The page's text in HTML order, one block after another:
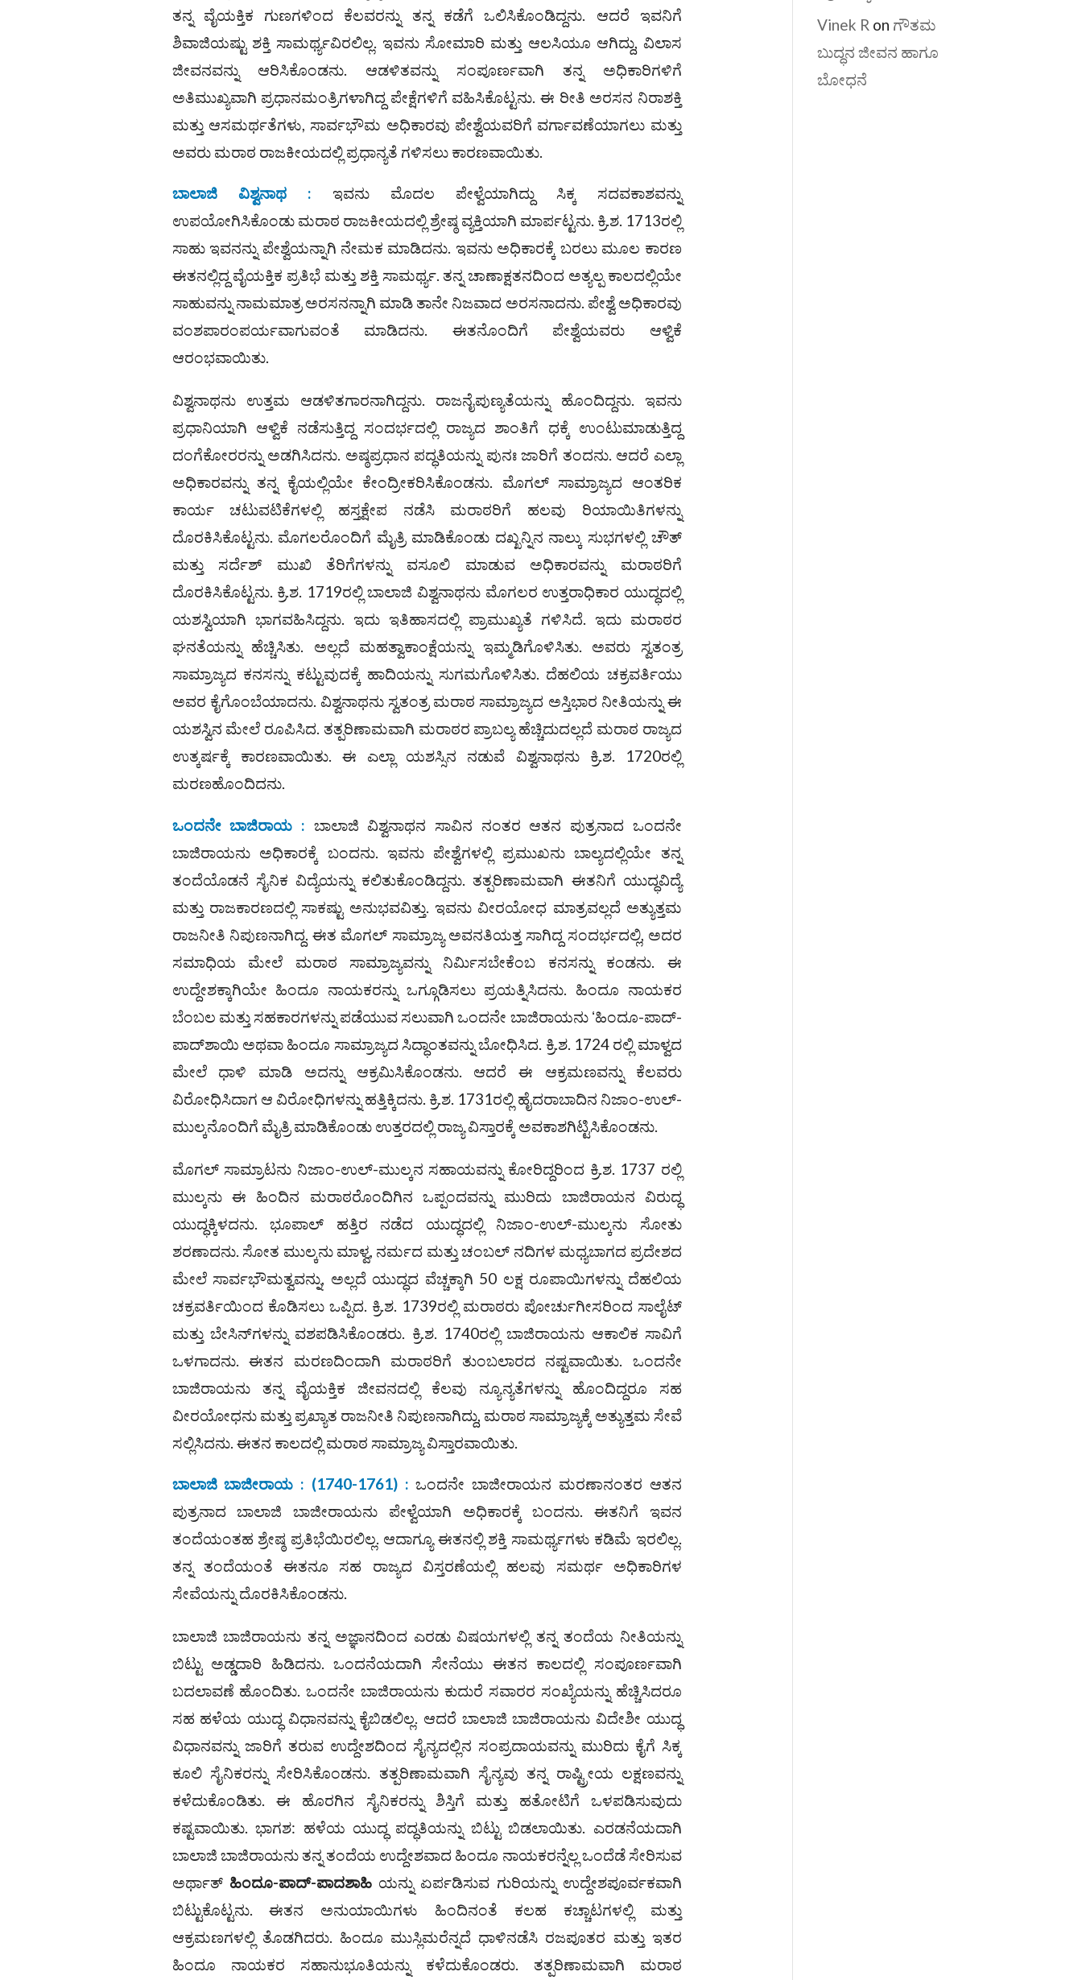
ತನ್ನ ವೈಯಕ್ತಿಕ ಗುಣಗಳಿಂದ ಕೆಲವರನ್ನು ತನ್ನ ಕಡೆಗೆ ಒಲಿಸಿಕೊಂಡಿದ್ದನು. ಆದರೆ ಇವನಿಗೆ
ಶಿವಾಜಿಯಷ್ಟು ಶಕ್ತಿ ಸಾಮರ್ಥ್ಯವಿರಲಿಲ್ಲ. ಇವನು ಸೋಮಾರಿ ಮತ್ತು ಆಲಸಿಯೂ ಆಗಿದ್ದು, ವಿಲಾಸ
ಜೀವನವನ್ನು ಆರಿಸಿಕೊಂಡನು. ಆಡಳಿತವನ್ನು ಸಂಪೂರ್ಣವಾಗಿ ತನ್ನ ಅಧಿಕಾರಿಗಳಿಗೆ
ಅತಿಮುಖ್ಯವಾಗಿ ಪ್ರಧಾನಮಂತ್ರಿಗಳಾಗಿದ್ದ ಪೇಕ್ಷೆಗಳಿಗೆ ವಹಿಸಿಕೊಟ್ಟನು. ಈ ರೀತಿ ಅರಸನ ನಿರಾಶಕ್ತಿ
ಮತ್ತು ಆಸಮರ್ಥತೆಗಳು, ಸಾರ್ವಭೌಮ ಅಧಿಕಾರವು ಪೇಶ್ವೆಯವರಿಗೆ ವರ್ಗಾವಣೆಯಾಗಲು ಮತ್ತು
ಅವರು ಮರಾಠ ರಾಜಕೀಯದಲ್ಲಿ ಪ್ರಧಾನ್ಯತೆ ಗಳಿಸಲು ಕಾರಣವಾಯಿತು.
ಬಾಲಾಜಿ ವಿಶ್ವನಾಥ : ಇವನು ಮೊದಲ ಪೇಳ್ವೆಯಾಗಿದ್ದು ಸಿಕ್ಕ ಸದವಕಾಶವನ್ನು
ಉಪಯೋಗಿಸಿಕೊಂಡು ಮರಾಠ ರಾಜಕೀಯದಲ್ಲಿ ಶ್ರೇಷ್ಠ ವ್ಯಕ್ತಿಯಾಗಿ ಮಾರ್ಪಟ್ಟನು. ಕ್ರಿ.ಶ. 1713ರಲ್ಲಿ
ಸಾಹು ಇವನನ್ನು ಪೇಶ್ವೆಯನ್ನಾಗಿ ನೇಮಕ ಮಾಡಿದನು. ಇವನು ಅಧಿಕಾರಕ್ಕೆ ಬರಲು ಮೂಲ ಕಾರಣ
ಈತನಲ್ಲಿದ್ದ ವೈಯಕ್ತಿಕ ಪ್ರತಿಭೆ ಮತ್ತು ಶಕ್ತಿ ಸಾಮರ್ಥ್ಯ. ತನ್ನ ಚಾಣಾಕ್ಷತನದಿಂದ ಅತ್ಯಲ್ಪ ಕಾಲದಲ್ಲಿಯೇ
ಸಾಹುವನ್ನು ನಾಮಮಾತ್ರ ಅರಸನನ್ನಾಗಿ ಮಾಡಿ ತಾನೇ ನಿಜವಾದ ಅರಸನಾದನು. ಪೇಶ್ವೆ ಅಧಿಕಾರವು
ವಂಶಪಾರಂಪರ್ಯವಾಗುವಂತೆ ಮಾಡಿದನು. ಈತನೊಂದಿಗೆ ಪೇಶ್ವೆಯವರು ಆಳ್ವಿಕೆ
ಆರಂಭವಾಯಿತು.
ವಿಶ್ವನಾಥನು ಉತ್ತಮ ಆಡಳಿತಗಾರನಾಗಿದ್ದನು. ರಾಜನೈಪುಣ್ಯತೆಯನ್ನು ಹೊಂದಿದ್ದನು. ಇವನು
ಪ್ರಧಾನಿಯಾಗಿ ಆಳ್ವಿಕೆ ನಡೆಸುತ್ತಿದ್ದ ಸಂದರ್ಭದಲ್ಲಿ ರಾಜ್ಯದ ಶಾಂತಿಗೆ ಧಕ್ಕೆ ಉಂಟುಮಾಡುತ್ತಿದ್ದ
ದಂಗೆಕೋರರನ್ನು ಅಡಗಿಸಿದನು. ಅಷ್ಠಪ್ರಧಾನ ಪದ್ಧತಿಯನ್ನು ಪುನಃ ಜಾರಿಗೆ ತಂದನು. ಆದರೆ ಎಲ್ಲಾ
ಅಧಿಕಾರವನ್ನು ತನ್ನ ಕೈಯಲ್ಲಿಯೇ ಕೇಂದ್ರೀಕರಿಸಿಕೊಂಡನು. ಮೊಗಲ್ ಸಾಮ್ರಾಜ್ಯದ ಆಂತರಿಕ
ಕಾರ್ಯ ಚಟುವಟಿಕೆಗಳಲ್ಲಿ ಹಸ್ತಕ್ಷೇಪ ನಡೆಸಿ ಮರಾಠರಿಗೆ ಹಲವು ರಿಯಾಯಿತಿಗಳನ್ನು
ದೊರಕಿಸಿಕೊಟ್ಟನು. ಮೊಗಲರೊಂದಿಗೆ ಮೈತ್ರಿ ಮಾಡಿಕೊಂಡು ದಖ್ಖನ್ನಿನ ನಾಲ್ಕು ಸುಭಗಳಲ್ಲಿ ಚೌತ್
ಮತ್ತು ಸರ್ದೆಶ್ ಮುಖಿ ತೆರಿಗೆಗಳನ್ನು ವಸೂಲಿ ಮಾಡುವ ಅಧಿಕಾರವನ್ನು ಮರಾಠರಿಗೆ
ದೊರಕಿಸಿಕೊಟ್ಟನು. ಕ್ರಿ.ಶ. 1719ರಲ್ಲಿ ಬಾಲಾಜಿ ವಿಶ್ವನಾಥನು ಮೊಗಲರ ಉತ್ತರಾಧಿಕಾರ ಯುದ್ಧದಲ್ಲಿ
ಯಶಸ್ವಿಯಾಗಿ ಭಾಗವಹಿಸಿದ್ದನು. ಇದು ಇತಿಹಾಸದಲ್ಲಿ ಪ್ರಾಮುಖ್ಯತೆ ಗಳಿಸಿದೆ. ಇದು ಮರಾಠರ
ಘನತೆಯನ್ನು ಹೆಚ್ಚಿಸಿತು. ಅಲ್ಲದೆ ಮಹತ್ವಾಕಾಂಕ್ಷೆಯನ್ನು ಇಮ್ಮಡಿಗೊಳಿಸಿತು. ಅವರು ಸ್ವತಂತ್ರ
ಸಾಮ್ರಾಜ್ಯದ ಕನಸನ್ನು ಕಟ್ಟುವುದಕ್ಕೆ ಹಾದಿಯನ್ನು ಸುಗಮಗೊಳಿಸಿತು. ದೆಹಲಿಯ ಚಕ್ರವರ್ತಿಯು
ಅವರ ಕೈಗೊಂಬೆಯಾದನು. ವಿಶ್ವನಾಥನು ಸ್ವತಂತ್ರ ಮರಾಠ ಸಾಮ್ರಾಜ್ಯದ ಅಸ್ತಿಭಾರ ನೀತಿಯನ್ನು ಈ
ಯಶಸ್ವಿನ ಮೇಲೆ ರೂಪಿಸಿದ. ತತ್ಪರಿಣಾಮವಾಗಿ ಮರಾಠರ ಪ್ರಾಬಲ್ಯ ಹೆಚ್ಚಿದುದಲ್ಲದೆ ಮರಾಠ ರಾಜ್ಯದ
ಉತ್ಕರ್ಷಕ್ಕೆ ಕಾರಣವಾಯಿತು. ಈ ಎಲ್ಲಾ ಯಶಸ್ಸಿನ ನಡುವೆ ವಿಶ್ವನಾಥನು ಕ್ರಿ.ಶ. 1720ರಲ್ಲಿ
ಮರಣಹೊಂದಿದನು.
ಒಂದನೇ ಬಾಜಿರಾಯ : ಬಾಲಾಜಿ ವಿಶ್ವನಾಥನ ಸಾವಿನ ನಂತರ ಆತನ ಪುತ್ರನಾದ ಒಂದನೇ
ಬಾಜಿರಾಯನು ಅಧಿಕಾರಕ್ಕೆ ಬಂದನು. ಇವನು ಪೇಶ್ವೆಗಳಲ್ಲಿ ಪ್ರಮುಖನು ಬಾಲ್ಯದಲ್ಲಿಯೇ ತನ್ನ
ತಂದೆಯೊಡನೆ ಸೈನಿಕ ವಿದ್ಯೆಯನ್ನು ಕಲಿತುಕೊಂಡಿದ್ದನು. ತತ್ಪರಿಣಾಮವಾಗಿ ಈತನಿಗೆ ಯುದ್ಧವಿದ್ಯೆ
ಮತ್ತು ರಾಜಕಾರಣದಲ್ಲಿ ಸಾಕಷ್ಟು ಅನುಭವವಿತ್ತು. ಇವನು ವೀರಯೋಧ ಮಾತ್ರವಲ್ಲದೆ ಅತ್ಯುತ್ತಮ
ರಾಜನೀತಿ ನಿಪುಣನಾಗಿದ್ದ. ಈತ ಮೊಗಲ್ ಸಾಮ್ರಾಜ್ಯ ಅವನತಿಯತ್ತ ಸಾಗಿದ್ದ ಸಂದರ್ಭದಲ್ಲಿ, ಅದರ
ಸಮಾಧಿಯ ಮೇಲೆ ಮರಾಠ ಸಾಮ್ರಾಜ್ಯವನ್ನು ನಿರ್ಮಿಸಬೇಕೆಂಬ ಕನಸನ್ನು ಕಂಡನು. ಈ
ಉದ್ದೇಶಕ್ಕಾಗಿಯೇ ಹಿಂದೂ ನಾಯಕರನ್ನು ಒಗ್ಗೂಡಿಸಲು ಪ್ರಯತ್ನಿಸಿದನು. ಹಿಂದೂ ನಾಯಕರ
ಬೆಂಬಲ ಮತ್ತು ಸಹಕಾರಗಳನ್ನು ಪಡೆಯುವ ಸಲುವಾಗಿ ಒಂದನೇ ಬಾಜಿರಾಯನು ʻಹಿಂದೂ-ಪಾದ್-
ಪಾದ್‌ಶಾಯಿ ಅಥವಾ ಹಿಂದೂ ಸಾಮ್ರಾಜ್ಯದ ಸಿದ್ಧಾಂತವನ್ನು ಬೋಧಿಸಿದ. ಕ್ರಿ.ಶ. 1724 ರಲ್ಲಿ ಮಾಳ್ವದ
ಮೇಲೆ ಧಾಳಿ ಮಾಡಿ ಅದನ್ನು ಆಕ್ರಮಿಸಿಕೊಂಡನು. ಆದರೆ ಈ ಆಕ್ರಮಣವನ್ನು ಕೆಲವರು
ವಿರೋಧಿಸಿದಾಗ ಆ ವಿರೋಧಿಗಳನ್ನು ಹತ್ತಿಕ್ಕಿದನು. ಕ್ರಿ.ಶ. 1731ರಲ್ಲಿ ಹೈದರಾಬಾದಿನ ನಿಜಾಂ-ಉಲ್-
ಮುಲ್ಕನೊಂದಿಗೆ ಮೈತ್ರಿ ಮಾಡಿಕೊಂಡು ಉತ್ತರದಲ್ಲಿ ರಾಜ್ಯ ವಿಸ್ತಾರಕ್ಕೆ ಅವಕಾಶಗಿಟ್ಟಿಸಿಕೊಂಡನು.
ಮೊಗಲ್ ಸಾಮ್ರಾಟನು ನಿಜಾಂ-ಉಲ್-ಮುಲ್ಕನ ಸಹಾಯವನ್ನು ಕೋರಿದ್ದರಿಂದ ಕ್ರಿ.ಶ. 1737 ರಲ್ಲಿ
ಮುಲ್ಕನು ಈ ಹಿಂದಿನ ಮರಾಠರೊಂದಿಗಿನ ಒಪ್ಪಂದವನ್ನು ಮುರಿದು ಬಾಜಿರಾಯನ ವಿರುದ್ಧ
ಯುದ್ಧಕ್ಕಿಳದನು. ಭೂಪಾಲ್ ಹತ್ತಿರ ನಡೆದ ಯುದ್ಧದಲ್ಲಿ ನಿಜಾಂ-ಉಲ್-ಮುಲ್ಕನು ಸೋತು
ಶರಣಾದನು. ಸೋತ ಮುಲ್ಕನು ಮಾಳ್ವ, ನರ್ಮದ ಮತ್ತು ಚಂಬಲ್ ನದಿಗಳ ಮಧ್ಯಬಾಗದ ಪ್ರದೇಶದ
ಮೇಲೆ ಸಾರ್ವಭೌಮತ್ವವನ್ನು, ಅಲ್ಲದೆ ಯುದ್ಧದ ವೆಚ್ಚಕ್ಕಾಗಿ 50 ಲಕ್ಷ ರೂಪಾಯಿಗಳನ್ನು ದೆಹಲಿಯ
ಚಕ್ರವರ್ತಿಯಿಂದ ಕೊಡಿಸಲು ಒಪ್ಪಿದ. ಕ್ರಿ.ಶ. 1739ರಲ್ಲಿ ಮರಾಠರು ಪೋರ್ಚುಗೀಸರಿಂದ ಸಾಲೈಟ್
ಮತ್ತು ಬೇಸಿನ್‌ಗಳನ್ನು ವಶಪಡಿಸಿಕೊಂಡರು. ಕ್ರಿ.ಶ. 1740ರಲ್ಲಿ ಬಾಜಿರಾಯನು ಆಕಾಲಿಕ ಸಾವಿಗೆ
ಒಳಗಾದನು. ಈತನ ಮರಣದಿಂದಾಗಿ ಮರಾಠರಿಗೆ ತುಂಬಲಾರದ ನಷ್ಟವಾಯಿತು. ಒಂದನೇ
ಬಾಜಿರಾಯನು ತನ್ನ ವೈಯಕ್ತಿಕ ಜೀವನದಲ್ಲಿ ಕೆಲವು ನ್ಯೂನ್ಯತೆಗಳನ್ನು ಹೊಂದಿದ್ದರೂ ಸಹ
ವೀರಯೋಧನು ಮತ್ತು ಪ್ರಖ್ಯಾತ ರಾಜನೀತಿ ನಿಪುಣನಾಗಿದ್ದು, ಮರಾಠ ಸಾಮ್ರಾಜ್ಯಕ್ಕೆ ಅತ್ಯುತ್ತಮ ಸೇವೆ
ಸಲ್ಲಿಸಿದನು. ಈತನ ಕಾಲದಲ್ಲಿ ಮರಾಠ ಸಾಮ್ರಾಜ್ಯ ವಿಸ್ತಾರವಾಯಿತು.
ಬಾಲಾಜಿ ಬಾಜೀರಾಯ : (1740-1761) : ಒಂದನೇ ಬಾಜೀರಾಯನ ಮರಣಾನಂತರ ಆತನ
ಪುತ್ರನಾದ ಬಾಲಾಜಿ ಬಾಜೀರಾಯನು ಪೇಳ್ವೆಯಾಗಿ ಅಧಿಕಾರಕ್ಕೆ ಬಂದನು. ಈತನಿಗೆ ಇವನ
ತಂದೆಯಂತಹ ಶ್ರೇಷ್ಠ ಪ್ರತಿಭೆಯಿರಲಿಲ್ಲ. ಆದಾಗ್ಯೂ ಈತನಲ್ಲಿ ಶಕ್ತಿ ಸಾಮರ್ಥ್ಯಗಳು ಕಡಿಮೆ ಇರಲಿಲ್ಲ.
ತನ್ನ ತಂದೆಯಂತೆ ಈತನೂ ಸಹ ರಾಜ್ಯದ ವಿಸ್ತರಣೆಯಲ್ಲಿ ಹಲವು ಸಮರ್ಥ ಅಧಿಕಾರಿಗಳ
ಸೇವೆಯನ್ನು ದೊರಕಿಸಿಕೊಂಡನು.
ಬಾಲಾಜಿ ಬಾಜಿರಾಯನು ತನ್ನ ಅಜ್ಞಾನದಿಂದ ಎರಡು ವಿಷಯಗಳಲ್ಲಿ ತನ್ನ ತಂದೆಯ ನೀತಿಯನ್ನು
ಬಿಟ್ಟು ಅಡ್ಡದಾರಿ ಹಿಡಿದನು. ಒಂದನೆಯದಾಗಿ ಸೇನೆಯು ಈತನ ಕಾಲದಲ್ಲಿ ಸಂಪೂರ್ಣವಾಗಿ
ಬದಲಾವಣೆ ಹೊಂದಿತು. ಒಂದನೇ ಬಾಜಿರಾಯನು ಕುದುರೆ ಸವಾರರ ಸಂಖ್ಯೆಯನ್ನು ಹೆಚ್ಚಿಸಿದರೂ
ಸಹ ಹಳೆಯ ಯುದ್ಧ ವಿಧಾನವನ್ನು ಕೈಬಿಡಲಿಲ್ಲ. ಆದರೆ ಬಾಲಾಜಿ ಬಾಜಿರಾಯನು ವಿದೇಶೀ ಯುದ್ಧ
ವಿಧಾನವನ್ನು ಜಾರಿಗೆ ತರುವ ಉದ್ದೇಶದಿಂದ ಸೈನ್ಯದಲ್ಲಿನ ಸಂಪ್ರದಾಯವನ್ನು ಮುರಿದು ಕೈಗೆ ಸಿಕ್ಕ
ಕೂಲಿ ಸೈನಿಕರನ್ನು ಸೇರಿಸಿಕೊಂಡನು. ತತ್ಪರಿಣಾಮವಾಗಿ ಸೈನ್ಯವು ತನ್ನ ರಾಷ್ಟ್ರೀಯ ಲಕ್ಷಣವನ್ನು
ಕಳೆದುಕೊಂಡಿತು. ಈ ಹೊರಗಿನ ಸೈನಿಕರನ್ನು ಶಿಸ್ತಿಗೆ ಮತ್ತು ಹತೋಟಿಗೆ ಒಳಪಡಿಸುವುದು
ಕಷ್ಟವಾಯಿತು. ಭಾಗಶ: ಹಳೆಯ ಯುದ್ಧ ಪದ್ಧತಿಯನ್ನು ಬಿಟ್ಟು ಬಿಡಲಾಯಿತು. ಎರಡನೆಯದಾಗಿ
ಬಾಲಾಜಿ ಬಾಜಿರಾಯನು ತನ್ನ ತಂದೆಯ ಉದ್ದೇಶವಾದ ಹಿಂದೂ ನಾಯಕರನ್ನೆಲ್ಲ ಒಂದೆಡೆ ಸೇರಿಸುವ
ಅರ್ಥಾತ್ ಹಿಂದೂ-ಪಾದ್-ಪಾದಶಾಹಿಯನ್ನು ಏರ್ಪಡಿಸುವ ಗುರಿಯನ್ನು ಉದ್ದೇಶಪೂರ್ವಕವಾಗಿ
ಬಿಟ್ಟುಕೊಟ್ಟನು. ಈತನ ಅನುಯಾಯಿಗಳು ಹಿಂದಿನಂತೆ ಕಲಹ ಕಚ್ಚಾಟಗಳಲ್ಲಿ ಮತ್ತು
ಆಕ್ರಮಣಗಳಲ್ಲಿ ತೊಡಗಿದರು. ಹಿಂದೂ ಮುಸ್ಲಿಮರೆನ್ನದೆ ಧಾಳಿನಡೆಸಿ ರಜಪೂತರ ಮತ್ತು ಇತರ
ಹಿಂದೂ ನಾಯಕರ ಸಹಾನುಭೂತಿಯನ್ನು ಕಳೆದುಕೊಂಡರು. ತತ್ಪರಿಣಾಮವಾಗಿ ಮರಾಠ
Vinek R on ಗೌತಮ
ಬುದ್ಧನ ಜೀವನ ಹಾಗೂ
ಬೋಧನೆ